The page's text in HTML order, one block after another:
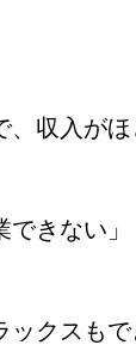
収入が
きない」
クスもで